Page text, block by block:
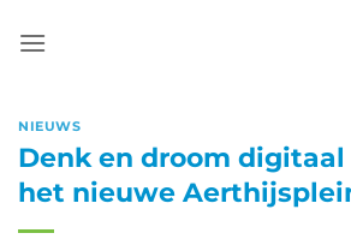
naar
NIEUWS
Denk en droom digitaal
het nieuwe